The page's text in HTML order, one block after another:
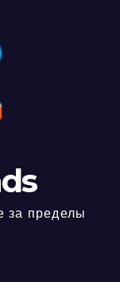
за пределы